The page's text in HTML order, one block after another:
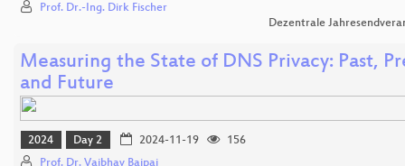
Prof. Dr.-Ing. Dirk Fischer
Dezentrale
Measuring the State of DNS Privacy: Past,
and Future
2024 Day 2 2024-11-19
156
Prof. Dr. Vaibhav Bajpai